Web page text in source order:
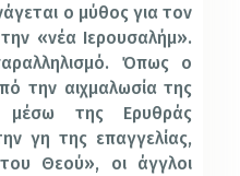
ο μύθος για τον
«νέα Ιερουσαλήμ».
Όπως ο
την αιχμαλωσία της
μέσω της Ερυθράς
γη της επαγγελίας,
Θεού», οι άγγλοι